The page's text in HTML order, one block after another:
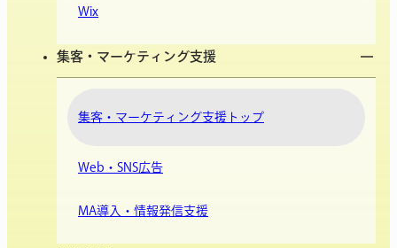
Wix
集客・マーケティング支援
集客・マーケティング支援トップ
Web・SNS広告
MA導入・情報発信支援